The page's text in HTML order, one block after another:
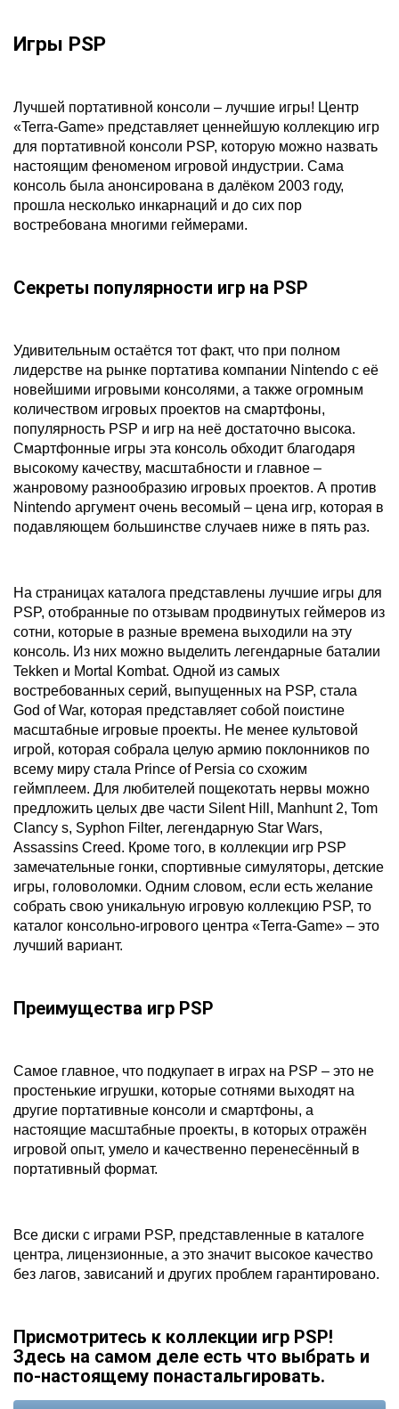
Игры PSP
Лучшей портативной консоли – лучшие игры! Центр
«Terra-Game» представляет ценнейшую коллекцию игр
для портативной консоли PSP, которую можно назвать
настоящим феноменом игровой индустрии. Сама
консоль была анонсирована в далёком 2003 году,
прошла несколько инкарнаций и до сих пор
востребована многими геймерами.
Секреты популярности игр на PSP
Удивительным остаётся тот факт, что при полном
лидерстве на рынке портатива компании Nintendo с её
новейшими игровыми консолями, а также огромным
количеством игровых проектов на смартфоны,
популярность PSP и игр на неё достаточно высока.
Смартфонные игры эта консоль обходит благодаря
высокому качеству, масштабности и главное –
жанровому разнообразию игровых проектов. А против
Nintendo аргумент очень весомый – цена игр, которая в
подавляющем большинстве случаев ниже в пять раз.
На страницах каталога представлены лучшие игры для
PSP, отобранные по отзывам продвинутых геймеров из
сотни, которые в разные времена выходили на эту
консоль. Из них можно выделить легендарные баталии
Tekken и Mortal Kombat. Одной из самых
востребованных серий, выпущенных на PSP, стала
God of War, которая представляет собой поистине
масштабные игровые проекты. Не менее культовой
игрой, которая собрала целую армию поклонников по
всему миру стала Prince of Persia со схожим
геймплеем. Для любителей пощекотать нервы можно
предложить целых две части Silent Hill, Manhunt 2, Tom
Clancy s, Syphon Filter, легендарную Star Wars,
Assassins Creed. Кроме того, в коллекции игр PSP
замечательные гонки, спортивные симуляторы, детские
игры, головоломки. Одним словом, если есть желание
собрать свою уникальную игровую коллекцию PSP, то
каталог консольно-игрового центра «Terra-Game» – это
лучший вариант.
Преимущества игр PSP
Самое главное, что подкупает в играх на PSP – это не
простенькие игрушки, которые сотнями выходят на
другие портативные консоли и смартфоны, а
настоящие масштабные проекты, в которых отражён
игровой опыт, умело и качественно перенесённый в
портативный формат.
Все диски с играми PSP, представленные в каталоге
центра, лицензионные, а это значит высокое качество
без лагов, зависаний и других проблем гарантировано.
Присмотритесь к коллекции игр PSP!
Здесь на самом деле есть что выбрать и
по-настоящему понастальгировать.